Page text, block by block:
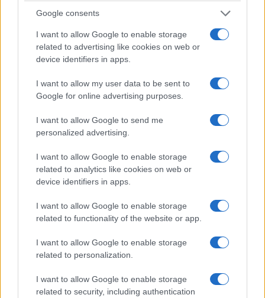
Google consents
I want to allow Google to enable storage
related to advertising like cookies on web or
device identifiers in apps.
I want to allow my user data to be sent to
Google for online advertising purposes.
I want to allow Google to send me
personalized advertising.
I want to allow Google to enable storage
related to analytics like cookies on web or
device identifiers in apps.
I want to allow Google to enable storage
related to functionality of the website or app.
I want to allow Google to enable storage
related to personalization.
I want to allow Google to enable storage
related to security, including authentication
Μέσα στο 2024 η
ολοκλήρωση του αγωγού
ΔΕΣΦΑ – Σε ποια φάση
βρίσκονται οι αγωγοί
και Καρπερή-Κομοτηνή
14 Αυγούστου 2024, 9:00 πμ
σε "Ελλάδα"
ΔΕΣΦΑ: Πατά γκάζι με
επενδύσεις 290 εκατ. – Στα
υδρογόνου Αμυνταίου-
σε "Τοπική Επικαιρότητα"
Εντός του 2024 θα
λειτουργήσει ο αγωγός του
ΔΕΣΦΑ στη Δυτική
13 Νοεμβρίου 2023, 7:19 μμ
σε "Ενέργεια"